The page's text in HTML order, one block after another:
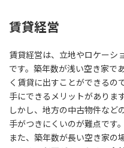
賃貸経営
賃貸経営は、立地やロケーシ
です。築年数が浅い空き家で
く賃貸に出すことができるの
手にできるメリットがあります
しかし、地方の中古物件など
手がつきにくいのが難点です。
また、築年数が長い空き家の